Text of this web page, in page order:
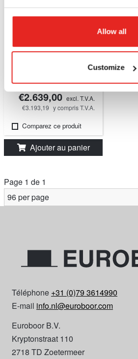
Allow all
Customize
Aimant de levage, 2000
€2.639,00 excl. T.V.A.
€3.193,19 y compris T.V.A.
Comparez ce produit
Ajouter au panier
Page 1 de 1
Téléphone +31 (0)79 3614990
E-mail info.nl@euroboor.com
Euroboor B.V.
Kryptonstraat 110
2718 TD Zoetermeer